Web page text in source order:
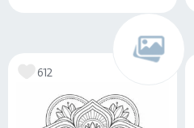
612